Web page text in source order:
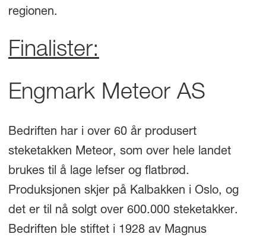
regionen.
Finalister:
Engmark Meteor AS
Bedriften har i over 60 år produsert
steketakken Meteor, som over hele landet
brukes til å lage lefser og flatbrød.
Produksjonen skjer på Kalbakken i Oslo, og
det er til nå solgt over 600.000 steketakker.
Bedriften ble stiftet i 1928 av Magnus